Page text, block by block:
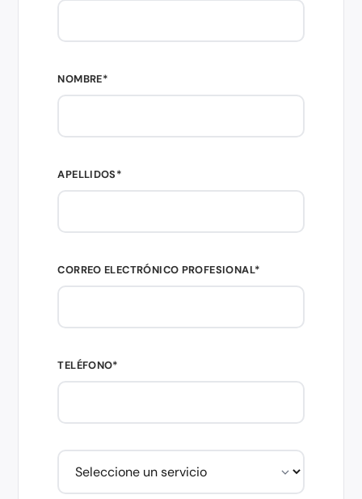
NOMBRE*
APELLIDOS*
CORREO ELECTRÓNICO PROFESIONAL*
TELÉFONO*